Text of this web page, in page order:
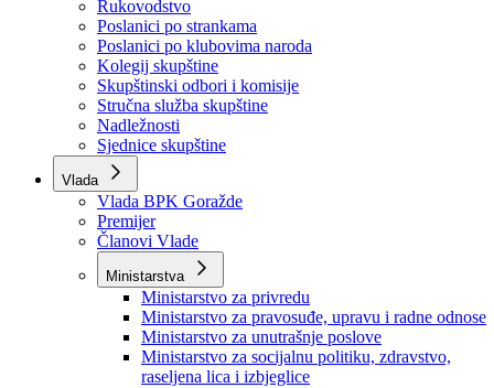
Skupština
Skupština BPK Goražde
Rukovodstvo
Poslanici po strankama
Poslanici po klubovima naroda
Kolegij skupštine
Skupštinski odbori i komisije
Stručna služba skupštine
Nadležnosti
Sjednice skupštine
Vlada
Vlada BPK Goražde
Premijer
Članovi Vlade
Ministarstva
Ministarstvo za privredu
Ministarstvo za pravosuđe, upravu i radne odnose